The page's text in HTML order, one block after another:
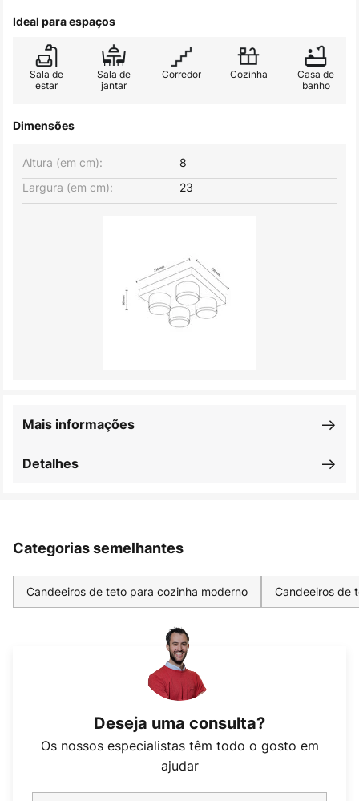
Ideal para espaços
Sala de
estar
Sala de
jantar
Corredor Cozinha
Casa de
banho
Dimensões
Largura (em cm): 23
Altura (em cm): 8
Detalhes
Mais informações
Categorias semelhantes
Candeeiros de teto para cozinha moderno Candeeiros de
Deseja uma consulta?
Os nossos especialistas têm todo o gosto em
ajudar